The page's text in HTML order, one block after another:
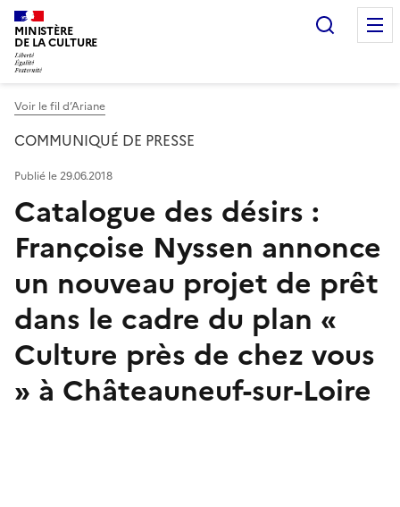
MINISTÈRE
DE LA CULTURE
Voir le fil d’Ariane
COMMUNIQUÉ DE PRESSE
Catalogue des désirs :
Françoise Nyssen annonce
un nouveau projet de prêt
dans le cadre du plan «
Culture près de chez vous
» à Châteauneuf-sur-Loire
Publié le 29.06.2018